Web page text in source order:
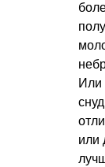
Или
или